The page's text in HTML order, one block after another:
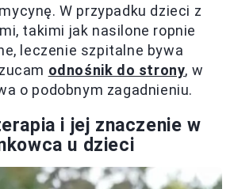
W przypadku dzieci z
takimi jak nasilone ropnie
leczenie szpitalne bywa
odnośnik do strony, w
o podobnym zagadnieniu.
i jej znaczenie w
u dzieci